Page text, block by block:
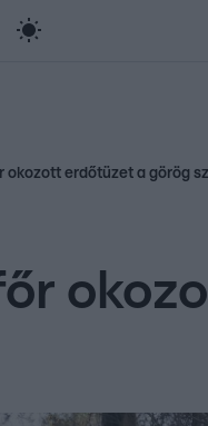
Most Wanted
okozott erdőtüzet a görög